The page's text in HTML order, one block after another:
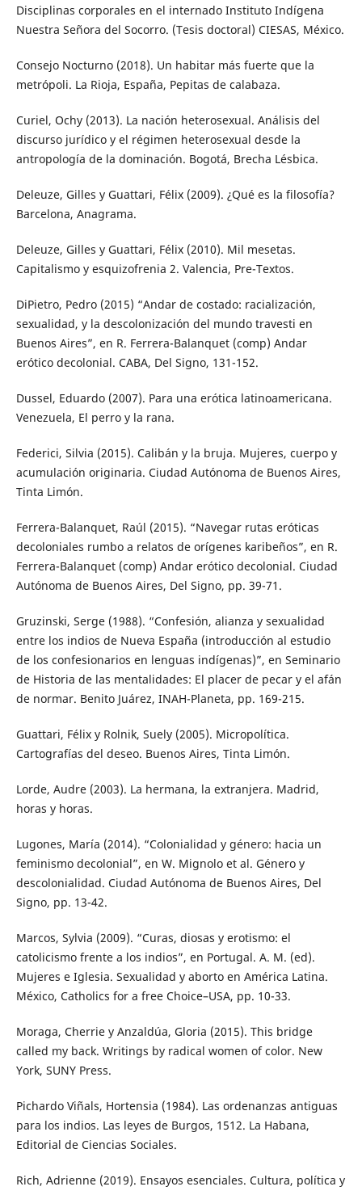
Disciplinas corporales en el internado Instituto Indígena
Nuestra Señora del Socorro. (Tesis doctoral) CIESAS, México.
Consejo Nocturno (2018). Un habitar más fuerte que la
metrópoli. La Rioja, España, Pepitas de calabaza.
Curiel, Ochy (2013). La nación heterosexual. Análisis del
discurso jurídico y el régimen heterosexual desde la
antropología de la dominación. Bogotá, Brecha Lésbica.
Deleuze, Gilles y Guattari, Félix (2009). ¿Qué es la filosofía?
Barcelona, Anagrama.
Deleuze, Gilles y Guattari, Félix (2010). Mil mesetas.
Capitalismo y esquizofrenia 2. Valencia, Pre-Textos.
DiPietro, Pedro (2015) “Andar de costado: racialización,
sexualidad, y la descolonización del mundo travesti en
Buenos Aires”, en R. Ferrera-Balanquet (comp) Andar
erótico decolonial. CABA, Del Signo, 131-152.
Dussel, Eduardo (2007). Para una erótica latinoamericana.
Venezuela, El perro y la rana.
Federici, Silvia (2015). Calibán y la bruja. Mujeres, cuerpo y
acumulación originaria. Ciudad Autónoma de Buenos Aires,
Tinta Limón.
Ferrera-Balanquet, Raúl (2015). “Navegar rutas eróticas
decoloniales rumbo a relatos de orígenes karibeños”, en R.
Ferrera-Balanquet (comp) Andar erótico decolonial. Ciudad
Autónoma de Buenos Aires, Del Signo, pp. 39-71.
Gruzinski, Serge (1988). “Confesión, alianza y sexualidad
entre los indios de Nueva España (introducción al estudio
de los confesionarios en lenguas indígenas)”, en Seminario
de Historia de las mentalidades: El placer de pecar y el afán
de normar. Benito Juárez, INAH-Planeta, pp. 169-215.
Guattari, Félix y Rolnik, Suely (2005). Micropolítica.
Cartografías del deseo. Buenos Aires, Tinta Limón.
Lorde, Audre (2003). La hermana, la extranjera. Madrid,
horas y horas.
Lugones, María (2014). “Colonialidad y género: hacia un
feminismo decolonial”, en W. Mignolo et al. Género y
descolonialidad. Ciudad Autónoma de Buenos Aires, Del
Signo, pp. 13-42.
Marcos, Sylvia (2009). “Curas, diosas y erotismo: el
catolicismo frente a los indios”, en Portugal. A. M. (ed).
Mujeres e Iglesia. Sexualidad y aborto en América Latina.
México, Catholics for a free Choice–USA, pp. 10-33.
Moraga, Cherrie y Anzaldúa, Gloria (2015). This bridge
called my back. Writings by radical women of color. New
York, SUNY Press.
Pichardo Viñals, Hortensia (1984). Las ordenanzas antiguas
para los indios. Las leyes de Burgos, 1512. La Habana,
Editorial de Ciencias Sociales.
Rich, Adrienne (2019). Ensayos esenciales. Cultura, política y